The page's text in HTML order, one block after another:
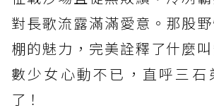
對長歌流露滿滿愛意。那股
棚的魅力，完美詮釋了什麼
數少女心動不已，直呼三石
了！